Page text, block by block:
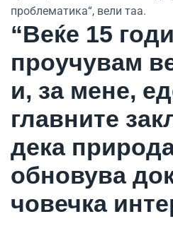
проблематика“, вели таа.
“Веќе 15
проучувам
и, за мене,
главните
дека
обновува
човечка